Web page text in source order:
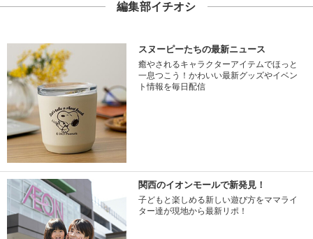
編集部イチオシ
スヌーピーたちの最新ニュース
癒やされるキャラクターアイテムでほっと
一息つこう！かわいい最新グッズやイベン
ト情報を毎日配信
関西のイオンモールで新発見！
子どもと楽しめる新しい遊び方をママライ
ター達が現地から最新リポ！